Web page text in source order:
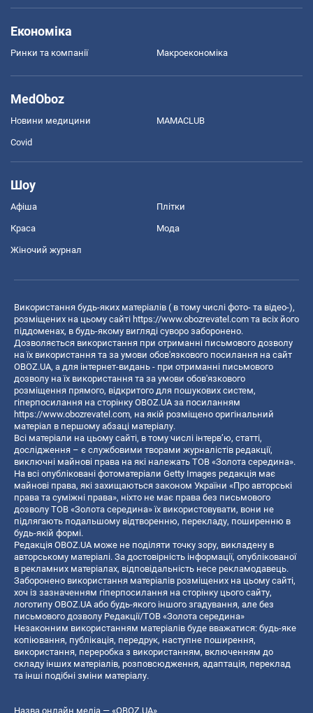
Економіка
Ринки та компанії Макроекономіка
MedOboz
Новини медицини MAMACLUB
Covid
Шоу
Афіша Плітки
Краса Мода
Жіночий журнал
Використання будь-яких матеріалів ( в тому числі фото- та відео-),
розміщених на цьому сайті https://www.obozrevatel.com та всіх його
піддоменах, в будь-якому вигляді суворо заборонено.
Дозволяється використання при отриманні письмового дозволу
на їх використання та за умови обов'язкового посилання на сайт
OBOZ.UA, а для інтернет-видань - при отриманні письмового
дозволу на їх використання та за умови обов'язкового
розміщення прямого, відкритого для пошукових систем,
гіперпосилання на сторінку OBOZ.UA за посиланням
https://www.obozrevatel.com, на якій розміщено оригінальний
матеріал в першому абзаці матеріалу.
Всі матеріали на цьому сайті, в тому числі інтерв’ю, статті,
дослідження – є службовими творами журналістів редакції,
виключні майнові права на які належать ТОВ «Золота середина».
На всі опубліковані фотоматеріали Getty Images редакція має
майнові права, які захищаються законом України «Про авторські
права та суміжні права», ніхто не має права без письмового
дозволу ТОВ «Золота середина» їх використовувати, вони не
підлягають подальшому відтворенню, перекладу, поширенню в
будь-якій формі.
Редакція OBOZ.UA може не поділяти точку зору, викладену в
авторському матеріалі. За достовірність інформації, опублікованої
в рекламних матеріалах, відповідальність несе рекламодавець.
Заборонено використання матеріалів розміщених на цьому сайті,
хоч із зазначенням гіперпосилання на сторінку цього сайту,
логотипу OBOZ.UA або будь-якого іншого згадування, але без
письмового дозволу Редакції/ТОВ «Золота середина»
Незаконним використанням матеріалів буде вважатися: будь-яке
копiювання, публiкацiя, передрук, наступне поширення,
використання, переробка з використанням, включенням до
складу інших матеріалів, розповсюдження, адаптація, переклад
та інші подібні зміни матеріалу.
Назва онлайн медіа — «OBOZ.UA»